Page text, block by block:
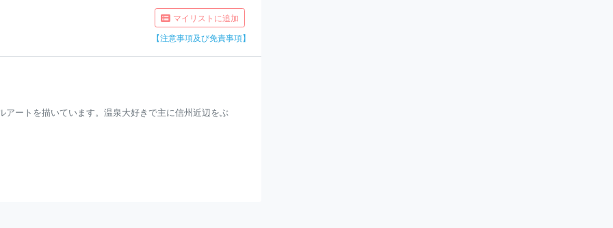
マイリストに追加
【注意事項及び免責事項】
アートを描いています。温泉大好きで主に信州近辺をぶ